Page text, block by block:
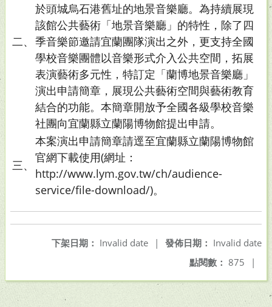
二、
於頭城烏石港舊址的地景音樂廳。為持續展現
該館公共藝術「地景音樂廳」的特性，除了四
季音樂節邀請宜蘭團隊演出之外，更支持全國
學校音樂團體以音樂形式介入公共空間，拓展
表演藝術多元性，特訂定「蘭博地景音樂廳」
演出申請簡章，展現公共藝術空間與藝術教育
結合的功能。本簡章開放予全國各級學校音樂
社團向宜蘭縣立蘭陽博物館提出申請。
三、
本案演出申請簡章請逕至宜蘭縣立蘭陽博物館
官網下載使用(網址：
http://www.lym.gov.tw/ch/audience-
service/file-download/)。
發佈日期： Invalid date
下架日期： Invalid date
|
點閱數： 875 |